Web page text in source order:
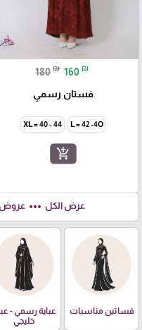
180 ₪ 160 ₪
فستان رسمي
L = 42 -4O
XL = 40 - 44
add_shopping_cart
عرض الكل more_horiz عروض
فساتين مناسبات
عباية رسمي -
خليجي